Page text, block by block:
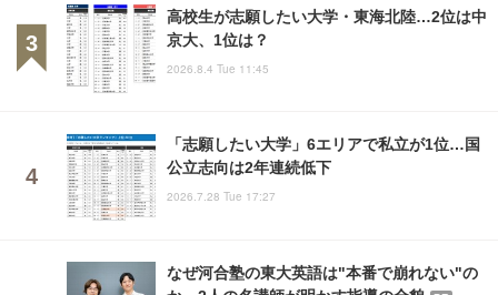
高校生が志願したい大学・東海北陸…2位は中
京大、1位は？
2026.8.4 Tue 11:45
「志願したい大学」6エリアで私立が1位…国
公立志向は2年連続低下
2026.7.28 Tue 17:27
なぜ河合塾の東大英語は"本番で崩れない"の